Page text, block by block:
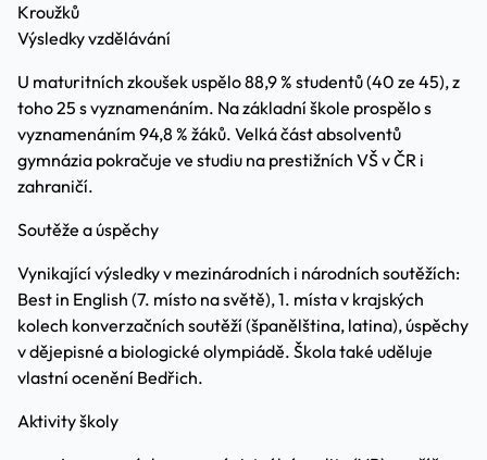
Kroužků
Výsledky vzdělávání
U maturitních zkoušek uspělo 88,9 % studentů (40 ze 45), z
toho 25 s vyznamenáním. Na základní škole prospělo s
vyznamenáním 94,8 % žáků. Velká část absolventů
gymnázia pokračuje ve studiu na prestižních VŠ v ČR i
zahraničí.
Soutěže a úspěchy
Vynikající výsledky v mezinárodních i národních soutěžích:
Best in English (7. místo na světě), 1. místa v krajských
kolech konverzačních soutěží (španělština, latina), úspěchy
v dějepisné a biologické olympiádě. Škola také uděluje
vlastní ocenění Bedřich.
Aktivity školy